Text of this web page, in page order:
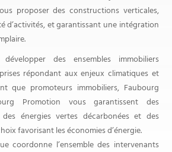
proposer des constructions verticales,
d’activités, et garantissant une intégration
des ensembles immobiliers
répondant aux enjeux climatiques et
que promoteurs immobiliers, Faubourg
Promotion vous garantissent des
énergies vertes décarbonées et des
favorisant les économies d’énergie.
coordonne l’ensemble des intervenants